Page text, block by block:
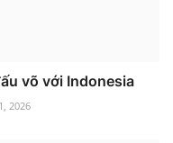
võ với Indonesia
2026